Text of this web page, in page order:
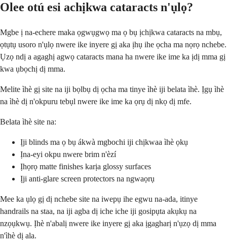
Olee otú esi achịkwa cataracts n'ụlọ?
Mgbe ị na-echere maka ọgwụgwọ ma ọ bụ ịchịkwa cataracts na mbụ,
ọtụtụ usoro n'ụlọ nwere ike inyere gị aka ịhụ ihe ọcha ma nọrọ nchebe.
Ụzọ ndị a agaghị agwọ cataracts mana ha nwere ike ime ka ịdị mma gị
kwa ụbọchị dị mma.
Melite ìhè gị site na iji bọlbụ dị ọcha ma tinye ìhè iji belata ìhè. Ịgụ ìhè
na ìhè dị n'okpuru tebụl nwere ike ime ka ọrụ dị nkọ dị mfe.
Belata ìhè site na:
Ịji blinds ma ọ bụ ákwà mgbochi iji chịkwaa ìhè ọkụ
Ịna-eyi okpu nwere brim n'èzí
Ịhọrọ matte finishes karịa glossy surfaces
Ịji anti-glare screen protectors na ngwaọrụ
Mee ka ụlọ gị dị nchebe site na iwepụ ihe egwu na-ada, itinye
handrails na staa, na iji agba dị iche iche iji gosipụta akụkụ na
nzọụkwụ. Ịhè n'abalị nwere ike inyere gị aka ịgagharị n'ụzọ dị mma
n'ìhè dị ala.